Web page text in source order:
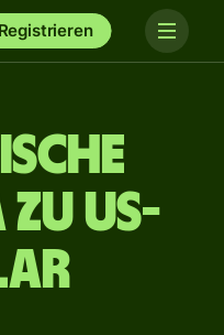
Registrieren
US-